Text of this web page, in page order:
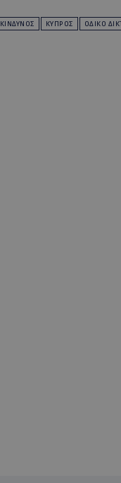
ΚΊΝΔΥΝΟΣ ΚΎΠΡΟΣ ΟΔΙΚΌ